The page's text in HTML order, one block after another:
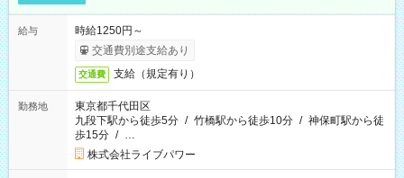
給与
時給1250円～
交通費別途支給あり
交通費 支給（規定有り）
勤務地
東京都千代田区
九段下駅から徒歩5分 / 竹橋駅から徒歩10分 / 神保町駅から徒
歩15分 / …
株式会社ライブパワー